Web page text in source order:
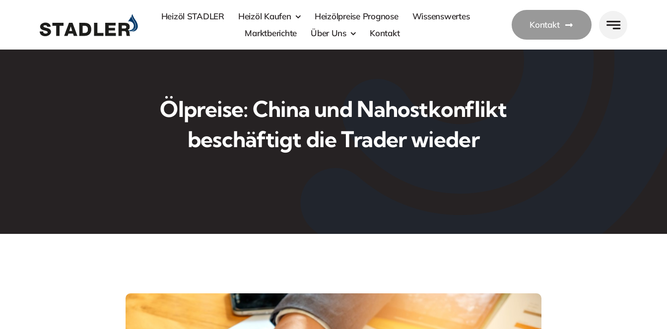
Heizöl STADLER Heizöl Kaufen Heizölpreise Prognose
Wissenswertes
Marktberichte
Über Uns Kontakt
Kontakt
Ölpreise: China und Nahostkonflikt
beschäftigt die Trader wieder